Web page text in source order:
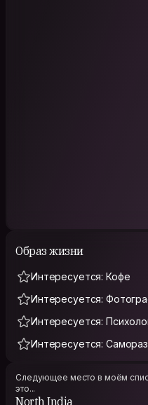
Образ жизни
Интересуется: Кофе
Интересуется:
Интересуется:
Интересуется:
Следующее место в моём
это...
North India